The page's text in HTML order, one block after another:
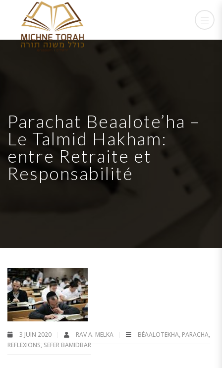
Parachat Beaalote’ha –
Le Talmid Hakham:
entre Retraite et
Responsabilité
3 JUIN 2020 RAV A. MELKA BÉAALOTEKHA, PARACHA,
REFLEXIONS, SEFER BAMIDBAR